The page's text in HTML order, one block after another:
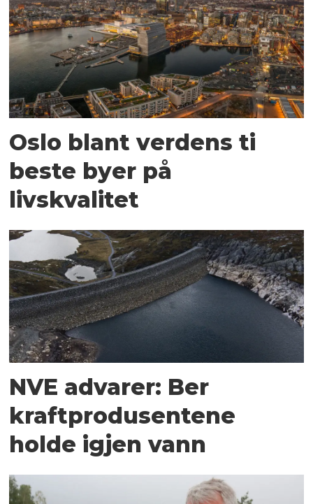
Oslo blant verdens ti
beste byer på
livskvalitet
NVE advarer: Ber
kraftprodusentene
holde igjen vann